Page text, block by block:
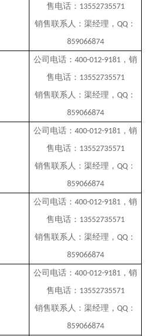
售电话： 13552735571
销售联系人：渠经理，QQ ：
859066874
公司电话：400-012-9181 ，销
售电话： 13552735571
销售联系人：渠经理，QQ ：
859066874
公司电话：400-012-9181 ，销
售电话： 13552735571
销售联系人：渠经理，QQ ：
859066874
公司电话：400-012-9181 ，销
售电话： 13552735571
销售联系人：渠经理，QQ ：
859066874
公司电话：400-012-9181 ，销
售电话： 13552735571
销售联系人：渠经理，QQ ：
859066874